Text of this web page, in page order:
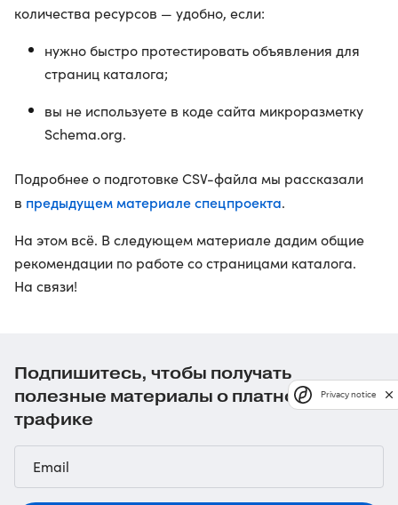
количества ресурсов — удобно, если:
нужно быстро протестировать объявления для
страниц каталога;
вы не используете в коде сайта микроразметку
Schema.org.
Подробнее о подготовке CSV-файла мы рассказали
в предыдущем материале спецпроекта.
На этом всё. В следующем материале дадим общие
рекомендации по работе со страницами каталога.
На связи!
Подпишитесь, чтобы получать
полезные материалы о платном
трафике
Privacy notice